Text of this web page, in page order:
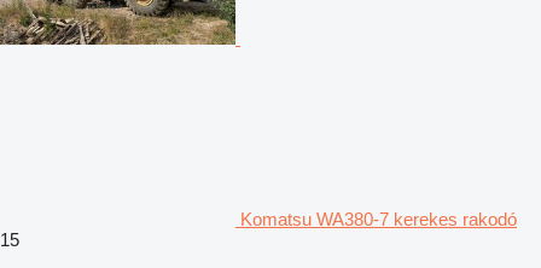
Komatsu WA380-7 kerekes rakodó
15